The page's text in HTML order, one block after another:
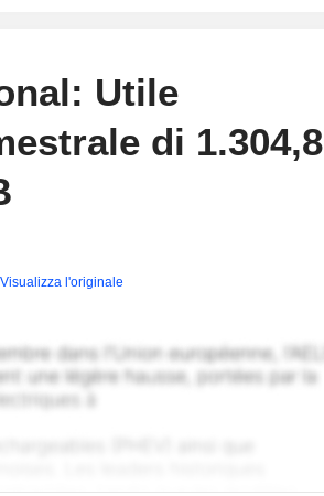
Utile
di 1.304,8
Visualizza l'originale